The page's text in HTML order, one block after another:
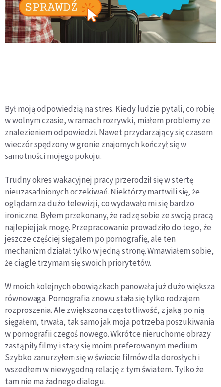
Był moją odpowiedzią na stres. Kiedy ludzie pytali, co robię
w wolnym czasie, w ramach rozrywki, miałem problemy ze
znalezieniem odpowiedzi. Nawet przydarzający się czasem
wieczór spędzony w gronie znajomych kończył się w
samotności mojego pokoju.
Trudny okres wakacyjnej pracy przerodził się w stertę
nieuzasadnionych oczekiwań. Niektórzy martwili się, że
oglądam za dużo telewizji, co wydawało mi się bardzo
ironiczne. Byłem przekonany, że radzę sobie ze swoją pracą
najlepiej jak mogę. Przepracowanie prowadziło do tego, że
jeszcze częściej sięgałem po pornografię, ale ten
mechanizm działał tylko w jedną stronę. Wmawiałem sobie,
że ciągle trzymam się swoich priorytetów.
W moich kolejnych obowiązkach panowała już dużo większa
równowaga. Pornografia znowu stała się tylko rodzajem
rozproszenia. Ale zwiększona częstotliwość, z jaką po nią
sięgałem, trwała, tak samo jak moja potrzeba poszukiwania
w pornografii czegoś nowego. Wkrótce nieruchome obrazy
zastąpiły filmy i stały się moim preferowanym medium.
Szybko zanurzyłem się w świecie filmów dla dorosłych i
wszedłem w niewygodną relację z tym światem. Tylko że
tam nie ma żadnego dialogu.